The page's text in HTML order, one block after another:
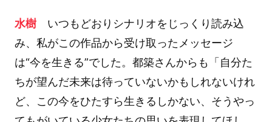
水樹いつもどおりシナリオをじっくり読み込
み、私がこの作品から受け取ったメッセージ
は“今を生きる”でした。都築さんからも「自分た
ちが望んだ未来は待っていないかもしれないけれ
ど、この今をひたすら生きるしかない、そうやっ